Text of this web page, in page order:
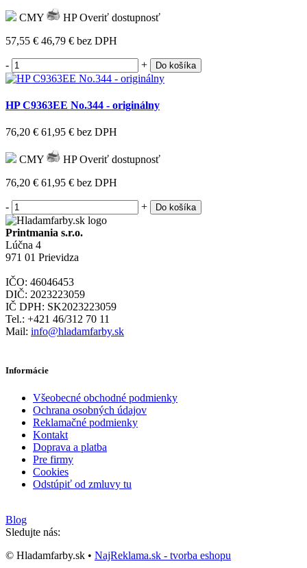
CMY HP Overiť dostupnosť
57,55 € 46,79 € bez DPH
- + Do košíka
HP C9363EE No.344 - originálny
76,20 € 61,95 € bez DPH
CMY HP Overiť dostupnosť
76,20 € 61,95 € bez DPH
- + Do košíka
Printmania s.r.o.
Lúčna 4
971 01 Prievidza
IČO: 46046453
DIČ: 2023223059
IČ DPH: SK2023223059
Tel.: +421 46/312 70 11
Mail: info@hladamfarby.sk
Informácie
Všeobecné obchodné podmienky
Ochrana osobných údajov
Reklamačné podmienky
Kontakt
Doprava a platba
Pre firmy
Cookies
Odstúpiť od zmluvy tu
Blog
Sledujte nás:
© Hladamfarby.sk • NajReklama.sk - tvorba eshopu